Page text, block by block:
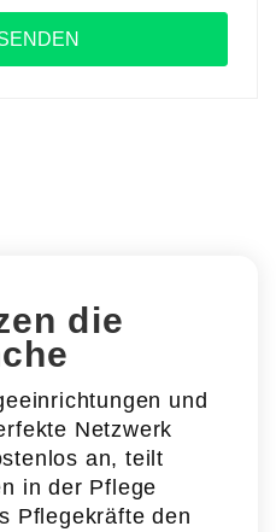
die
und
Netzwerk
an, teilt
in der Pflege
Pflegekräfte den